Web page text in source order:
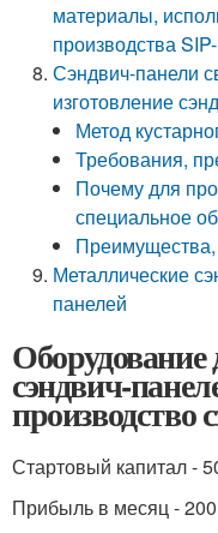
материалы,
производства
Сэндвич-панели
изготовление
Метод
Требования,
Почему для
специальное
Преимущества,
Металлические
панелей
Оборудование
сэндвич-
производство
Стартовый капитал -
Прибыль в месяц -